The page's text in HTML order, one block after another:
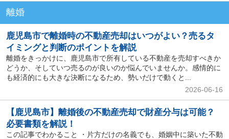
離婚
鹿児島市で離婚時の不動産売却はいつがよい？売るタ
イミングと判断のポイントを解説
離婚をきっかけに、鹿児島市で所有している不動産を売却すべきか
どうか、そしていつ売るのが良いのか悩んでいませんか。感情的に
も経済的にも大きな決断になるため、勢いだけで動くと...
2026-06-16
【鹿児島市】離婚後の不動産売却で財産分与は可能？
必要書類を解説！
この記事でわかること ・片方だけの名義でも、婚姻中に築いた不動